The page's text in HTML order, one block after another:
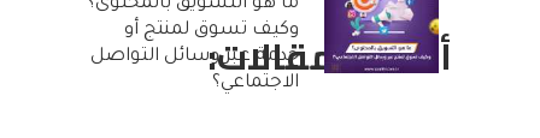
أحدث المقالات:
ما هو التسويق بالمحتوى؟
وكيف تسوق لمنتج أو
خدمة عبر وسائل التواصل
الاجتماعي؟